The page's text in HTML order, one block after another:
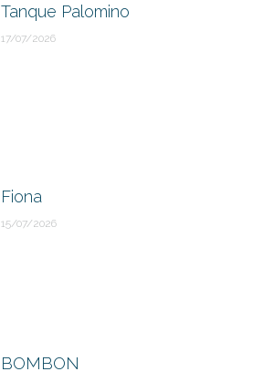
Tanque Palomino
17/07/2026
Fiona
15/07/2026
BOMBON